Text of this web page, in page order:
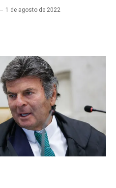
1 de agosto de 2022